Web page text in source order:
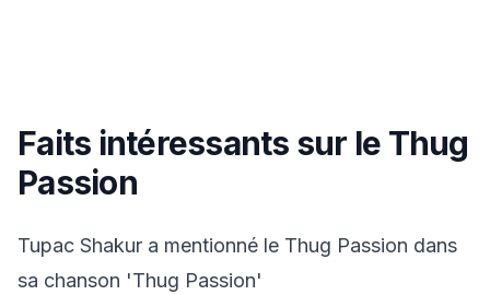
Faits intéressants sur le Thug
Passion
Tupac Shakur a mentionné le Thug Passion dans
sa chanson 'Thug Passion'